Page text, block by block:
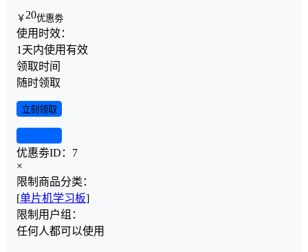
￥ 20优惠劵
使用时效：
1天内使用有效
领取时间
随时领取
立刻领取
优惠劵ID： 7
×
限制商品分类：
[单片机学习板]
限制用户组：
任何人都可以使用